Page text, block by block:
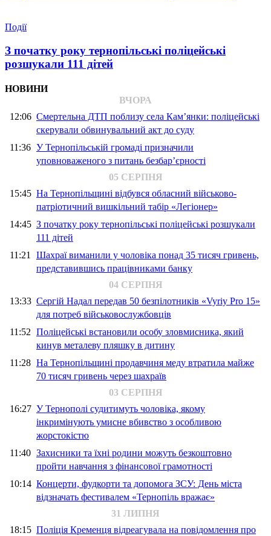
Події
З початку року тернопільські поліцейські
розшукали 111 дітей
НОВИНИ
ВЧОРА
12:06 Смертельна ДТП поблизу села Кам’янки: поліцейські
скерували обвинувальний акт до суду
11:36 У Тернопільській громаді призначили
уповноваженого з питань безбар’єрності
05 СЕРПНЯ
15:45 На Тернопільщині відбувся обласний військово-
патріотичний вишкільний табір «Легіонер»
14:45 З початку року тернопільські поліцейські розшукали
111 дітей
11:21 Шахраї виманили у чоловіка понад 35 тисяч гривень,
представившись працівниками банку
04 СЕРПНЯ
13:33 Сергій Надал передав 50 безпілотників «Vyriy Pro 15»
для потреб військовослужбовців
11:52 Поліцейські встановили особу зловмисника, який
кинув металеву пляшку в дитину
11:28 На Тернопільщині продавчиня меду втратила майже
70 тисяч гривень через шахраїв
03 СЕРПНЯ
16:27 У Тернополі судитимуть чоловіка, якому
інкримінують умисне вбивство з особливою
жорстокістю
11:40 Захисники та їхні родини можуть безкоштовно
пройти навчання з фінансової грамотності
10:14 Концерти, фудкорти та допомога ЗСУ: День міста
відзначать фестивалем «Тернопіль вражає»
31 ЛИПНЯ
18:15 Поліція Кременця відреагувала на повідомлення про